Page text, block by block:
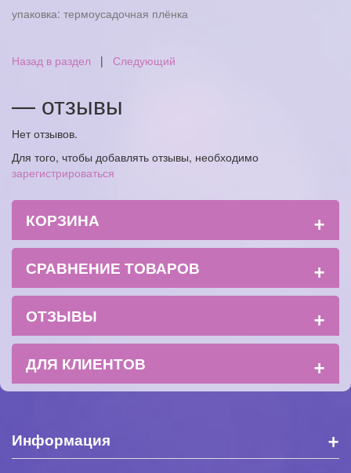
упаковка: термоусадочная плёнка
Назад в раздел | Следующий
— отзывы
Нет отзывов.
Для того, чтобы добавлять отзывы, необходимо
зарегистрироваться
КОРЗИНА +
СРАВНЕНИЕ ТОВАРОВ +
ОТЗЫВЫ +
ДЛЯ КЛИЕНТОВ +
Информация +